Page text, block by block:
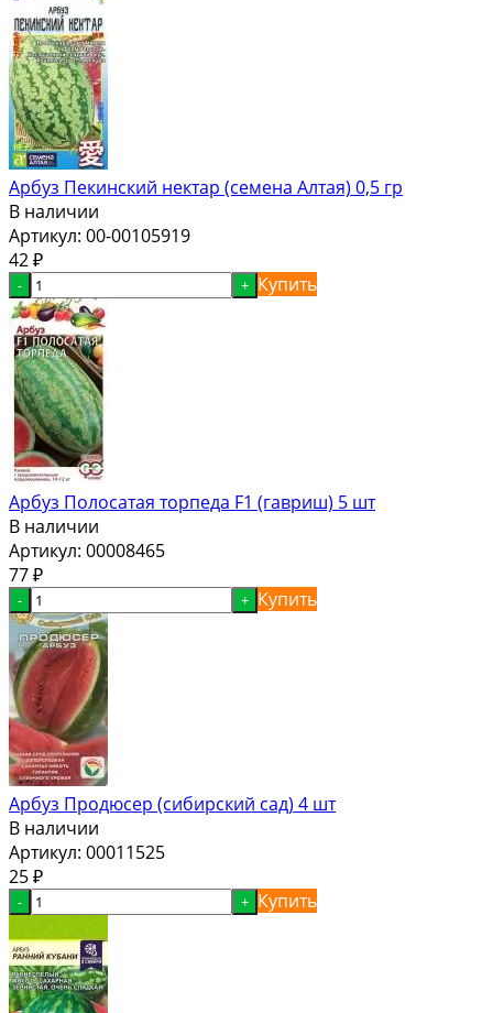
Арбуз Пекинский нектар (семена Алтая) 0,5 гр
В наличии
Артикул: 00-00105919
42 ₽
- + Купить
Арбуз Полосатая торпеда F1 (гавриш) 5 шт
В наличии
Артикул: 00008465
77 ₽
- + Купить
Арбуз Продюсер (сибирский сад) 4 шт
В наличии
Артикул: 00011525
25 ₽
- + Купить